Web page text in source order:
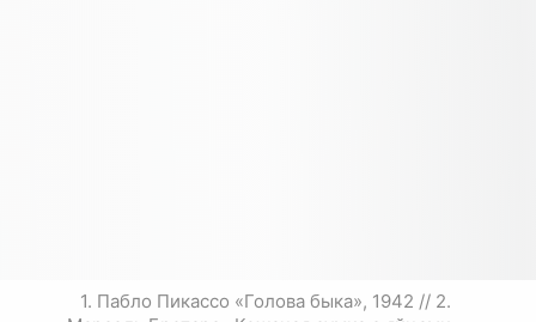
1. Пабло Пикассо «Голова быка», 1942 // 2.